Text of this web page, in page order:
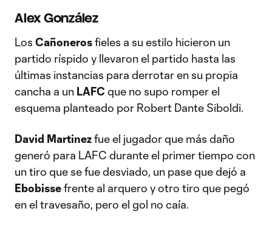
Alex González
Los Cañonerosfieles a su estilo hicieron un
partido ríspido y llevaron el partido hasta las
últimas instancias para derrotar en su propia
cancha a un LAFC que no supo romper el
esquema planteado por Robert Dante Siboldi.
David Martinezfue el jugador que más daño
generó para LAFC durante el primer tiempo con
un tiro que se fue desviado, un pase que dejó a
Ebobissefrente al arquero y otro tiro que pegó
en el travesaño, pero el gol no caía.